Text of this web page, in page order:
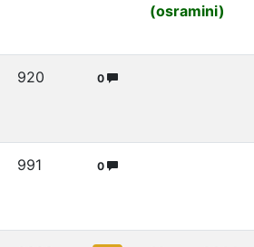
(osramini)
920 0
991 0